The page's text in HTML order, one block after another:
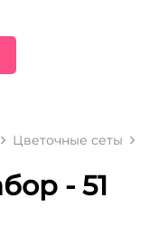
Цветочные сеты
- 51